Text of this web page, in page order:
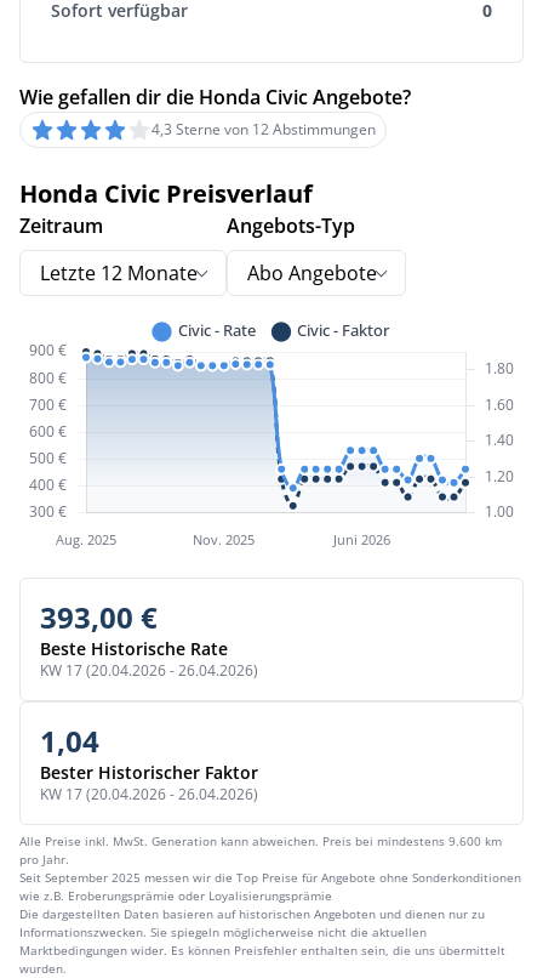
Sofort verfügbar 0
Wie gefallen dir die Honda Civic Angebote?
4,3 Sterne von 12 Abstimmungen
Honda Civic Preisverlauf
Zeitraum
Letzte 12 Monate
Angebots-Typ
Abo Angebote
393,00 €
Beste Historische Rate
KW 17 (20.04.2026 - 26.04.2026)
1,04
Bester Historischer Faktor
KW 17 (20.04.2026 - 26.04.2026)
Alle Preise inkl. MwSt. Generation kann abweichen. Preis bei mindestens 9.600 km
pro Jahr.
Seit September 2025 messen wir die Top Preise für Angebote ohne Sonderkonditionen
wie z.B. Eroberungsprämie oder Loyalisierungsprämie
Die dargestellten Daten basieren auf historischen Angeboten und dienen nur zu
Informationszwecken. Sie spiegeln möglicherweise nicht die aktuellen
Marktbedingungen wider. Es können Preisfehler enthalten sein, die uns übermittelt
wurden.